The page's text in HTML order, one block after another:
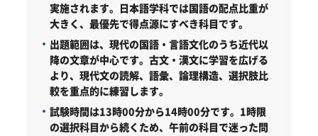
実施されます。日本語学科では国語の配点比重が
大きく、最優先で得点源にすべき科目です。
出題範囲は、現代の国語・言語文化のうち近代以
降の文章が中心です。古文・漢文に学習を広げる
より、現代文の読解、語彙、論理構造、選択肢比
較を重点的に練習します。
試験時間は13時00分から14時00分です。1時限
の選択科目から続くため、午前の科目で迷った問